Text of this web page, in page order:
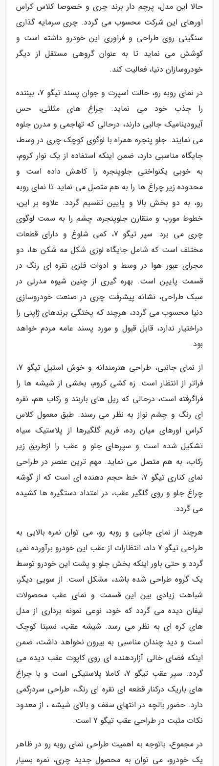
حالا این مدل، پرچم دار برند چری و خصوصا کلاس کراس
اورهای این شرکت محسوب می گردد. چری سرمایه گذاری
سنگینی روی طراحی و فراوری این خودرو داشته است و
کوشش می نماید تا به عنوان گروهی مستقل از دیگر
خودروسازان دنیا، فعالیت کند.
در نمای روبه رو، حالت اسپرت و جوان پسند تیگو 7، بیننده
را جذب خود می نماید. چراغ های مثلثی، حس
آیرودینامیک جالبی دارند، درحالی که تهاجمی و مدرن جلوه
می نمایند. جلو پنجره همراه با لوگوی کوچک چری در وسط،
جایگاه مناسبی دارد، ضمن اینکه استفاده از یک نوار کروم،
به خوبی یکنواختی جلوپنجره را کاهش داده است و
محدوده زیر چراغ ها را به هم متصل می نماید تا نمای روبه
رو، به دو بخش بالا و پایین تقسیم گردد. علاوه بر این،
خطوط مورب و متقارن جلوپنجره، چشم را به سمت لوگوی
چری می برد. سپر تیگو 7، کمی شلوغ و دارای قطعات
مختلف است که شامل جایگاه لوزی شکل مه شکن ها، دو
مجرای عبور هوا در وسط و ادوات فلزی نقره ای رنگ در
قسمت پایین است. بهره گیری از چنین شیوه مدرنی در
سبک طراحی، نشانه پیشرفت چری در صنعت خودروسازی
دنیا محسوب می گردد، هرچند که پختگی برندهای ژاپنی را
دراختیار ندارد، قابل قبول و مورد پسند عامه مردم خواهد
بود.
از نمای جانبی، طراحی هنرمندانه و خوش استیل تیگو 7،
فراتر از انتظار است. زه کشی کروم، بخشی از شیشه ها را
فراگرفته است، درحالی که ریل های باربند و رکاب هم، نقره
ای رنگ و چشم نواز به نظر می رسند. طبق معمول کلاس
کراس اورهای میان رده، فریم گلگیرها از پلاستیک سیاه
تشکیل شده است و سپرهای جلو و عقب را ازطریق زیر
رکاب، به هم متصل می نماید. مهم ترین عنصر در طراحی
نمای کناری تیگو 7، خط حجم دهنده ای است که از گوشه
چراغ جلو و روی گلگیر عقب، در امتداد دستگیره ها کشیده
می گردد.
هرچند از نمای جانبی و روبه رو، می توان نمره بالایی به
طراحی تیگو 7 داد، انتظارات از عقب این خودرو برآورده نمی
گردد و حتی باور اینکه بخش جلو و پشت این خودرو توسط
یک گروه طراحی شده باشد، مشکل است. از سویی دیگر،
شباهت زیادی بین این قسمت و نمای عقب محصولات
لیفان دیده می گردد که خود، نوعی نمونه برداری از مدل
های کره ای به نظر می رسد. شیشه عقب، نسبتا کوچک
است و دید چندان مناسبی به بیرون نخواهد داشت، ضمن
اینکه فضای خالی آزاردهنده ای روی کاپوت عقب دیده می
گردد. سپر عقب تیگو 7، کاملا پلاستیکی است و با چراغ
های باریک درکنار قطعه ای نقره ای رنگ، طراحی سردرگمی
دارد. حضور بالچه در انتهای سقف و بالای شیشه ، از معدود
نکات مثبت در طراحی عقب تیگو 7 است.
در مجموع، باتوجه به اهمیت طراحی نمای روبه رو در ظاهر
یک خودرو، می توان به محصول جدید چری، نمره بسیار